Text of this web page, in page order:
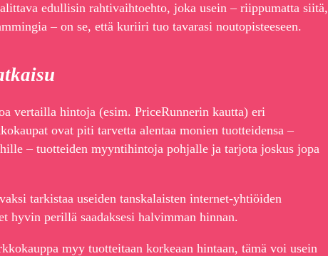
edullisin rahtivaihtoehto, joka usein – riippumatta siitä,
– on se, että kuriiri tuo tavarasi noutopisteeseen.
vertailla hintoja (esim. PriceRunnerin kautta) eri
ovat piti tarvetta alentaa monien tuotteidensa –
– tuotteiden myyntihintoja pohjalle ja tarjota joskus jopa
tarkistaa useiden tanskalaisten internet-yhtiöiden
hyvin perillä saadaksesi halvimman hinnan.
myy tuotteitaan korkeaan hintaan, tämä voi usein